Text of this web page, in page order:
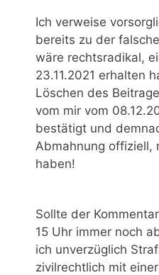
Ich verweise
bereits zu der
wäre rechtsradikal,
23.11.2021 erhalten
Löschen des
vom mir vom
bestätigt und
Abmahnung offiziell,
haben!
Sollte der
15 Uhr immer noch
ich unverzüglich
zivilrechtlich mit